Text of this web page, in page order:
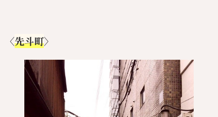
〈先斗町〉